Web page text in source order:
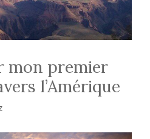
mon premier
l’Amérique